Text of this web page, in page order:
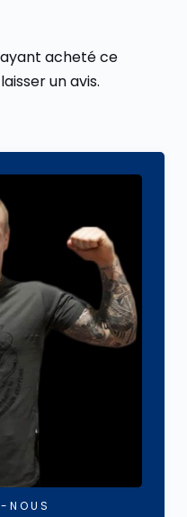
acheté ce
un avis.
NOUS